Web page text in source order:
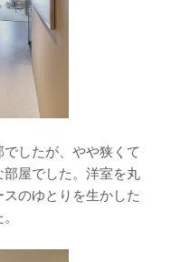
したが、やや狭くて
屋でした。洋室を丸
のゆとりを生かした